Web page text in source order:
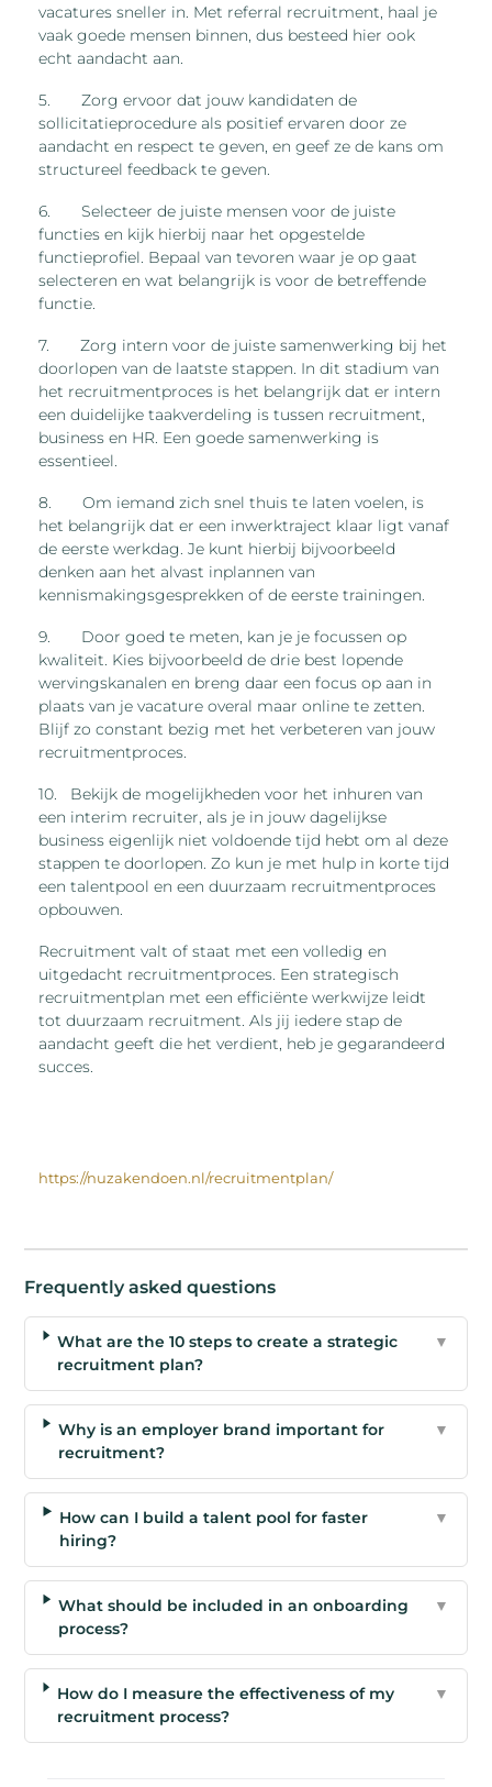
vacatures sneller in. Met referral recruitment, haal je
vaak goede mensen binnen, dus besteed hier ook
echt aandacht aan.
5. Zorg ervoor dat jouw kandidaten de
sollicitatieprocedure als positief ervaren door ze
aandacht en respect te geven, en geef ze de kans om
structureel feedback te geven.
6. Selecteer de juiste mensen voor de juiste
functies en kijk hierbij naar het opgestelde
functieprofiel. Bepaal van tevoren waar je op gaat
selecteren en wat belangrijk is voor de betreffende
functie.
7. Zorg intern voor de juiste samenwerking bij het
doorlopen van de laatste stappen. In dit stadium van
het recruitmentproces is het belangrijk dat er intern
een duidelijke taakverdeling is tussen recruitment,
business en HR. Een goede samenwerking is
essentieel.
8. Om iemand zich snel thuis te laten voelen, is
het belangrijk dat er een inwerktraject klaar ligt vanaf
de eerste werkdag. Je kunt hierbij bijvoorbeeld
denken aan het alvast inplannen van
kennismakingsgesprekken of de eerste trainingen.
9. Door goed te meten, kan je je focussen op
kwaliteit. Kies bijvoorbeeld de drie best lopende
wervingskanalen en breng daar een focus op aan in
plaats van je vacature overal maar online te zetten.
Blijf zo constant bezig met het verbeteren van jouw
recruitmentproces.
10. Bekijk de mogelijkheden voor het inhuren van
een interim recruiter, als je in jouw dagelijkse
business eigenlijk niet voldoende tijd hebt om al deze
stappen te doorlopen. Zo kun je met hulp in korte tijd
een talentpool en een duurzaam recruitmentproces
opbouwen.
Recruitment valt of staat met een volledig en
uitgedacht recruitmentproces. Een strategisch
recruitmentplan met een efficiënte werkwijze leidt
tot duurzaam recruitment. Als jij iedere stap de
aandacht geeft die het verdient, heb je gegarandeerd
succes.
https://nuzakendoen.nl/recruitmentplan/
Frequently asked questions
What are the 10 steps to create a strategic
recruitment plan?
▼
Why is an employer brand important for
recruitment?
▼
How can I build a talent pool for faster
hiring?
▼
What should be included in an onboarding
process?
▼
How do I measure the effectiveness of my
recruitment process?
▼